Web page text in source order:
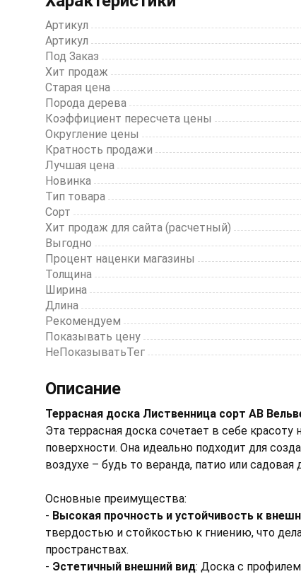
of
20
Артикул
Артикул
Под Заказ
Хит продаж
Старая цена
Порода дерева
Коэффициент пересчета цены
Округление цены
Кратность продажи
Лучшая цена
Новинка
Тип товара
Сорт
Хит продаж для сайта (расчетный)
Выгодно
Процент наценки магазины
Толщина
Ширина
Длина
Рекомендуем
Показывать цену
НеПоказыватьТег
Описание
Террасная доска Лиственница сорт АВ
Эта террасная доска сочетает в себе
поверхности. Она идеально подходит для
воздухе – будь то веранда, патио или садовая
Основные преимущества:
- Высокая прочность и устойчивость к
твердостью и стойкостью к гниению, что
пространствах.
- Эстетичный внешний вид: Доска с